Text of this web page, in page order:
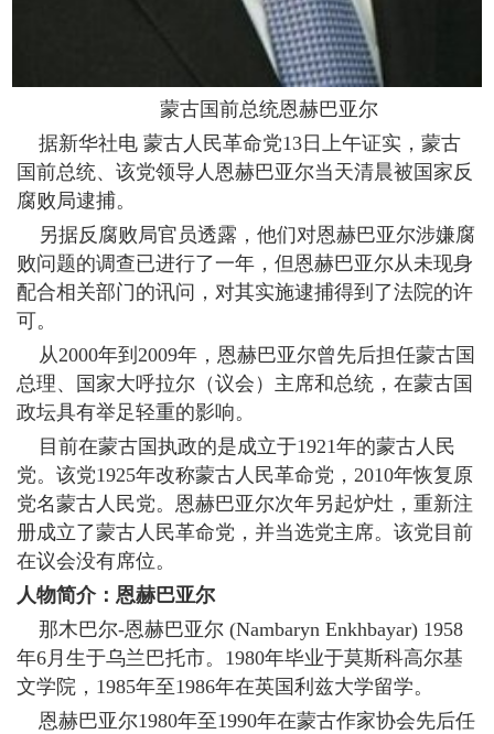
蒙古国前总统恩赫巴亚尔
据新华社电 蒙古人民革命党13日上午证实，蒙古
国前总统、该党领导人恩赫巴亚尔当天清晨被国家反
腐败局逮捕。
另据反腐败局官员透露，他们对恩赫巴亚尔涉嫌腐
败问题的调查已进行了一年，但恩赫巴亚尔从未现身
配合相关部门的讯问，对其实施逮捕得到了法院的许
可。
从2000年到2009年，恩赫巴亚尔曾先后担任蒙古国
总理、国家大呼拉尔（议会）主席和总统，在蒙古国
政坛具有举足轻重的影响。
目前在蒙古国执政的是成立于1921年的蒙古人民
党。该党1925年改称蒙古人民革命党，2010年恢复原
党名蒙古人民党。恩赫巴亚尔次年另起炉灶，重新注
册成立了蒙古人民革命党，并当选党主席。该党目前
在议会没有席位。
人物简介：恩赫巴亚尔
那木巴尔-恩赫巴亚尔 (Nambaryn Enkhbayar) 1958
年6月生于乌兰巴托市。1980年毕业于莫斯科高尔基
文学院，1985年至1986年在英国利兹大学留学。
恩赫巴亚尔1980年至1990年在蒙古作家协会先后任